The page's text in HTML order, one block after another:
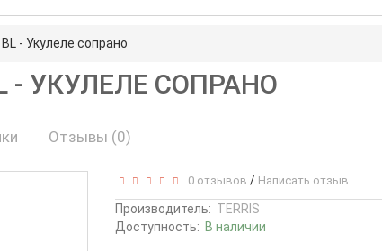
BL - Укулеле сопрано
- УКУЛЕЛЕ СОПРАНО
Отзывы (0)
0 отзывов / Написать отзыв
Производитель: TERRIS
Доступность: В наличии